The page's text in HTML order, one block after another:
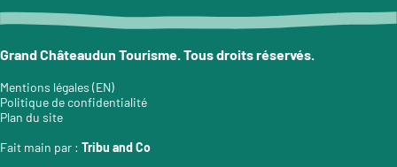
Grand Châteaudun Tourisme. Tous droits réservés.
Mentions légales (EN)
Politique de confidentialité
Plan du site
Fait main par : Tribu and Co